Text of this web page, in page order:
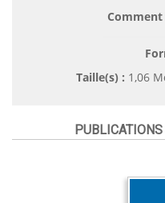
Taille(s) : 1,06